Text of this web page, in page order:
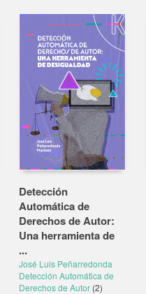
Detección
Automática de
Derechos de Autor:
Una herramienta de
...
José Luis Peñarredonda
Detección Automática de
Derechos de Autor (2)